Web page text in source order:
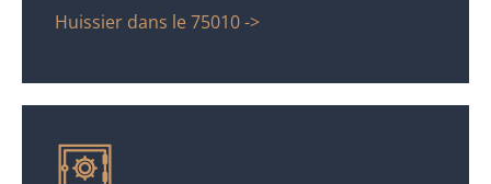
Huissier dans le 75010 ->